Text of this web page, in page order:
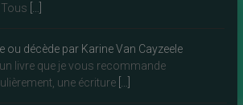
ou décède par Karine Van Cayzeele
livre que je vous recommande
une écriture